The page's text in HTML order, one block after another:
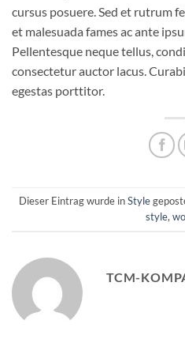
cursus posuere. Sed et rutrum
et malesuada fames ac ante
Pellentesque neque tellus,
consectetur auctor lacus.
egestas porttitor.
Dieser Eintrag wurde inStyle
style,
TCM-